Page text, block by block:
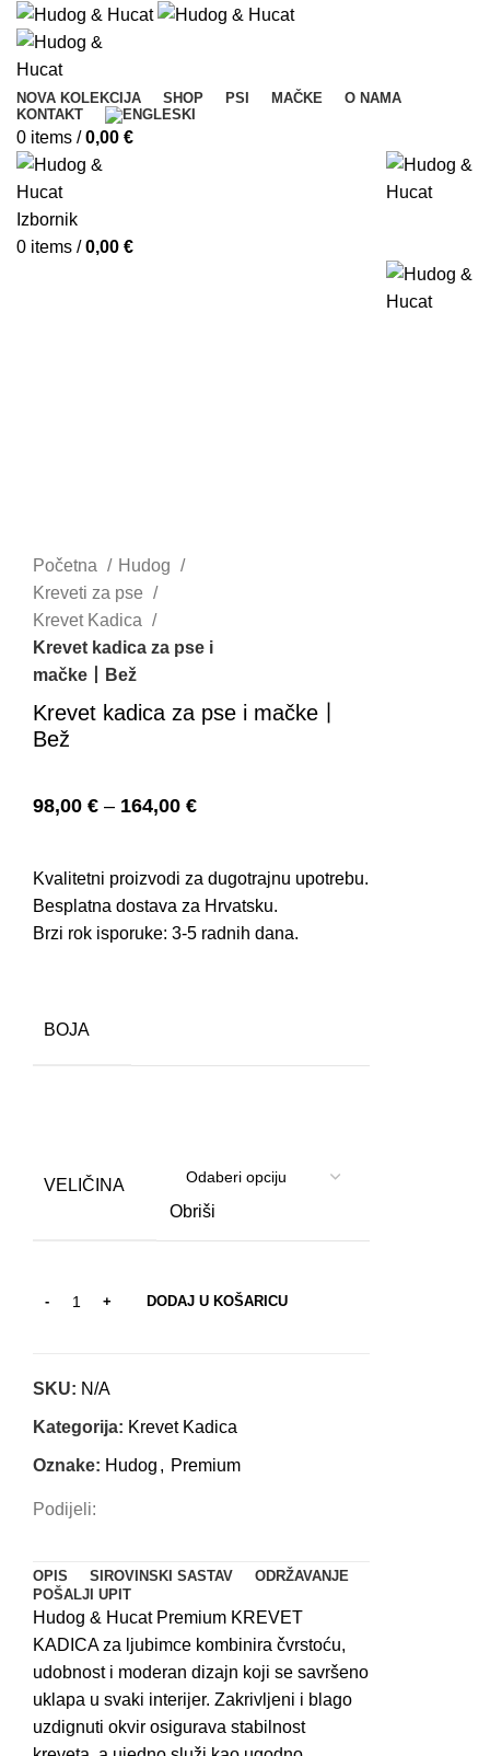
NOVA KOLEKCIJA SHOP PSI MAČKE
O NAMA
KONTAKT
0 items / 0,00 €
Izbornik
0 items / 0,00 €
Početna
Hudog
Kreveti za pse
Krevet Kadica
Krevet kadica za pse i
mačke丨Bež
Krevet kadica za pse i mačke丨
Bež
98,00 € – 164,00 €
Kvalitetni proizvodi za dugotrajnu upotrebu.
Besplatna dostava za Hrvatsku.
Brzi rok isporuke: 3-5 radnih dana.
BOJA
VELIČINA
Obriši
DODAJ U KOŠARICU
SKU: N/A
Kategorija: Krevet Kadica
Oznake: Hudog , Premium
Podijeli:
OPIS SIROVINSKI SASTAV
ODRŽAVANJE
POŠALJI UPIT
Hudog & Hucat Premium KREVET
KADICA za ljubimce kombinira čvrstoću,
udobnost i moderan dizajn koji se savršeno
uklapa u svaki interijer. Zakrivljeni i blago
uzdignuti okvir osigurava stabilnost